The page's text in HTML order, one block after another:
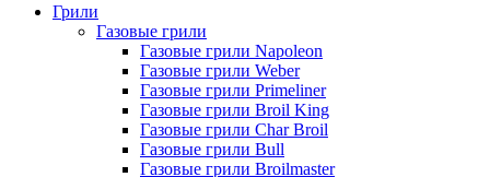
Грили
Газовые грили
Газовые грили Napoleon
Газовые грили Weber
Газовые грили Primeliner
Газовые грили Broil King
Газовые грили Char Broil
Газовые грили Bull
Газовые грили Broilmaster